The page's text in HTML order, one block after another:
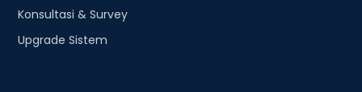
Konsultasi & Survey
Upgrade Sistem